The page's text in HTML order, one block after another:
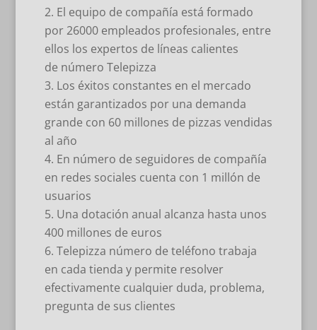
El equipo de compañía está formado
por 26000 empleados profesionales, entre
ellos los expertos de líneas calientes
de número Telepizza
Los éxitos constantes en el mercado
están garantizados por una demanda
grande con 60 millones de pizzas vendidas
al año
En número de seguidores de compañía
en redes sociales cuenta con 1 millón de
usuarios
Una dotación anual alcanza hasta unos
400 millones de euros
Telepizza número de teléfono trabaja
en cada tienda y permite resolver
efectivamente cualquier duda, problema,
pregunta de sus clientes